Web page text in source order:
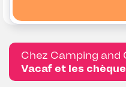
Chez Camping and
Vacaf et les